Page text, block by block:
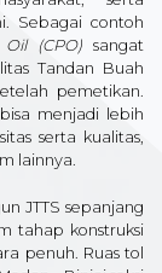
Sebagai contoh
(CPO)sangat
Tandan Buah
pemetikan.
menjadi lebih
serta kualitas,
lainnya.
JTTS sepanjang
tahap konstruksi
penuh. Ruas tol